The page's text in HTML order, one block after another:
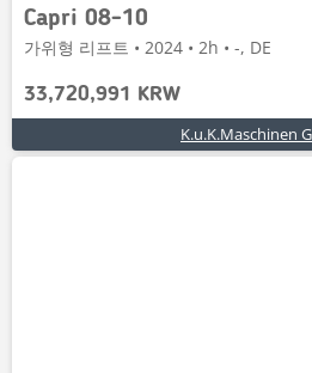
Capri 08-10
가위형 리프트 • 2024 • 2h • -, DE
33,720,991 KRW
K.u.K.Maschinen